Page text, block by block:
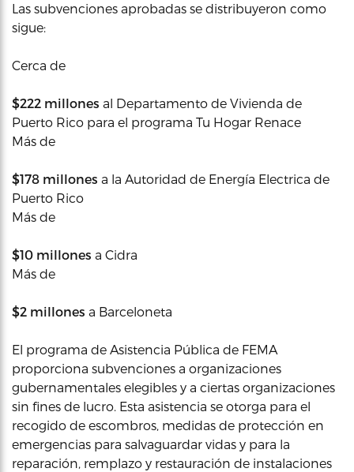
Las subvenciones aprobadas se distribuyeron como
sigue:
Cerca de
$222 millones al Departamento de Vivienda de
Puerto Rico para el programa Tu Hogar Renace
Más de
$178 millones a la Autoridad de Energía Electrica de
Puerto Rico
Más de
$10 millones a Cidra
Más de
$2 millones a Barceloneta
El programa de Asistencia Pública de FEMA
proporciona subvenciones a organizaciones
gubernamentales elegibles y a ciertas organizaciones
sin fines de lucro. Esta asistencia se otorga para el
recogido de escombros, medidas de protección en
emergencias para salvaguardar vidas y para la
reparación, remplazo y restauración de instalaciones